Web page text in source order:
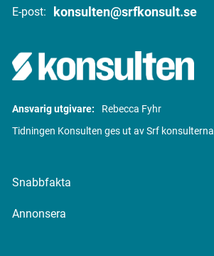
E-post: konsulten@srfkonsult.se
Ansvarig utgivare:
Rebecca Fyhr
Tidningen Konsulten ges ut av Srf konsulterna
Snabbfakta
Annonsera